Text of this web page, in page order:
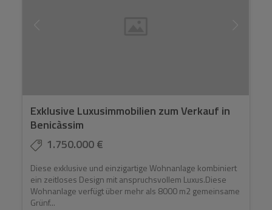
Exklusive Luxusimmobilien zum Verkauf in
Benicàssim
1.750.000 €
Diese exklusive und einzigartige Wohnanlage kombiniert
ein zeitloses Design mit anspruchsvollem Luxus.Diese
Wohnanlage verfügt über mehr als 8000 m2 gemeinsame
Grünf...